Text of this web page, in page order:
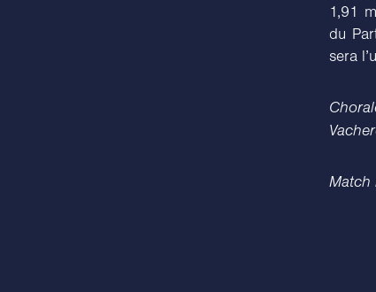
1,91
du
sera
Match